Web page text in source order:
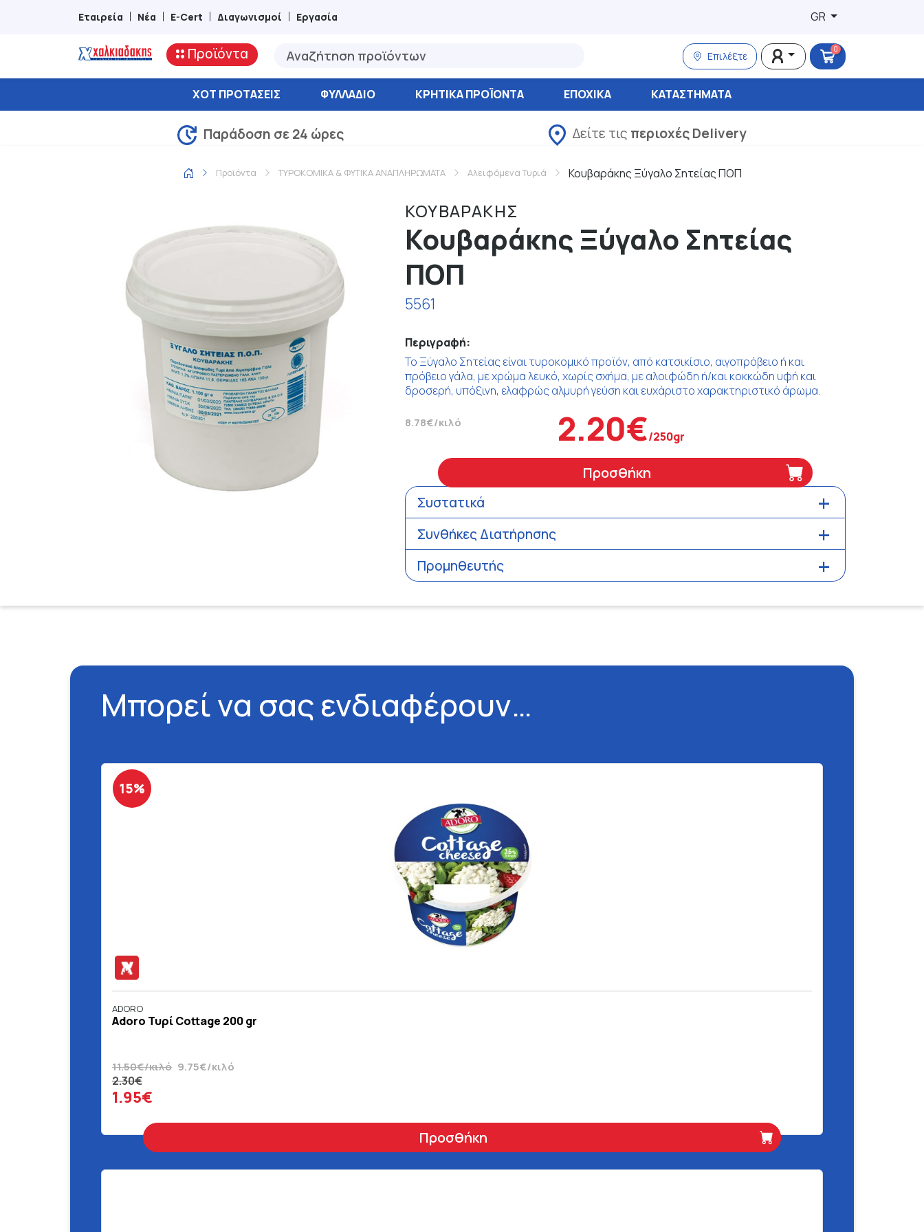
Εταιρεία Νέα E-Cert Διαγωνισμοί Εργασία GR
Προϊόντα Επιλέξτε
0
ΧΟΤ ΠΡΟΤΆΣΕΙΣ ΦΥΛΛΆΔΙΟ ΚΡΗΤΙΚΑ ΠΡΟΪΟΝΤΑ ΕΠΟΧΙΚΑ ΚΑΤΑΣΤΉΜΑΤΑ
Παράδοση σε 24 ώρες Δείτε τις περιοχές Delivery
Προϊόντα ΤΥΡΟΚΟΜΙΚΑ & ΦΥΤΙΚΑ ΑΝΑΠΛΗΡΩΜΑΤΑ Αλειφόμενα Τυριά Κουβαράκης Ξύγαλο Σητείας ΠΟΠ
ΚΟΥΒΑΡΑΚΗΣ
Κουβαράκης Ξύγαλο Σητείας
ΠΟΠ
5561
Περιγραφή:
Το Ξύγαλο Σητείας είναι τυροκομικό προϊόν, από κατσικίσιο, αιγοπρόβειο ή και
πρόβειο γάλα, με χρώμα λευκό, χωρίς σχήμα, με αλοιφώδη ή/και κοκκώδη υφή και
δροσερή, υπόξινη, ελαφρώς αλμυρή γεύση και ευχάριστο χαρακτηριστικό άρωμα.
8.78€/κιλό 2.20€/250gr
Προσθήκη
Συστατικά
Συνθήκες Διατήρησης
Προμηθευτής
Μπορεί να σας ενδιαφέρουν…
15%
ADORO
Adoro Τυρί Cottage 200 gr
11.50€/κιλό 9.75€/κιλό
2.30€
1.95€
Προσθήκη